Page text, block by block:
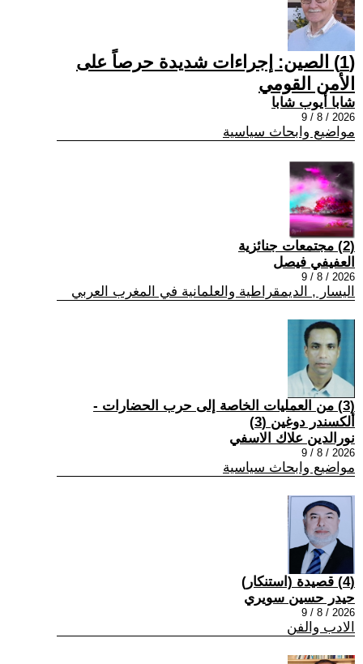
(1) الصين: إجراءات شديدة حرصاً على
الأمن القومي
شابا أيوب شابا
2026 / 8 / 9
مواضيع وابحاث سياسية
(2) مجتمعات جنائزية
العفيفي فيصل
2026 / 8 / 9
اليسار , الديمقراطية والعلمانية في المغرب العربي
(3) من العمليات الخاصة إلى حرب الحضارات -
ألكسندر دوغين (3)
نورالدين علاك الاسفي
2026 / 8 / 9
مواضيع وابحاث سياسية
(4) قصيدة (استنكار)
حيدر حسين سويري
2026 / 8 / 9
الادب والفن